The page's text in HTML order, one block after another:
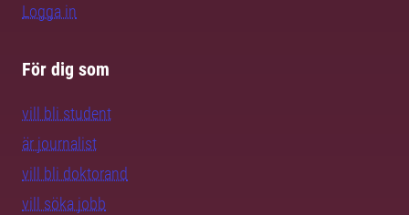
Logga in
För dig som
vill bli student
är journalist
vill bli doktorand
vill söka jobb